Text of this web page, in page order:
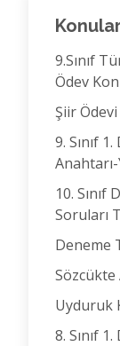
Konular
9.Sınıf
Ödev
Şiir
9. Sınıf
10. Sınıf
Soruları
Deneme
Uyduruk
8. Sınıf